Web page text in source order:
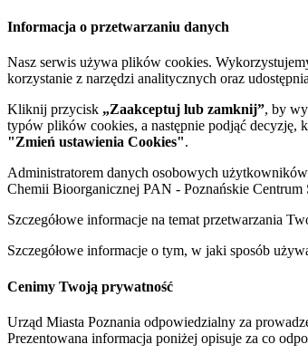
Informacja o przetwarzaniu danych
Nasz serwis używa plików cookies.
korzystanie z narzędzi analitycznych oraz
Kliknij przycisk „Zaakceptuj lub zamknij”, by
typów plików cookies, a następnie podjąć decyzję,
"Zmień ustawienia Cookies".
Administratorem danych osobowych
Chemii Bioorganicznej PAN - Poznańskie
Szczegółowe informacje na temat przetwarzania
Szczegółowe informacje o tym, w jaki sposób
Cenimy Twoją prywatność
Urząd Miasta Poznania odpowiedzialny za
Prezentowana informacja poniżej opisuje za co